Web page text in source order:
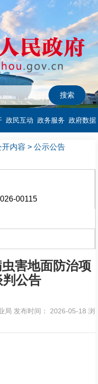
政民互动 政务服务 政府数据
内容 > 公示公告
00115
害地面防治项
判公告
局 发布时间： 2026-05-18 浏